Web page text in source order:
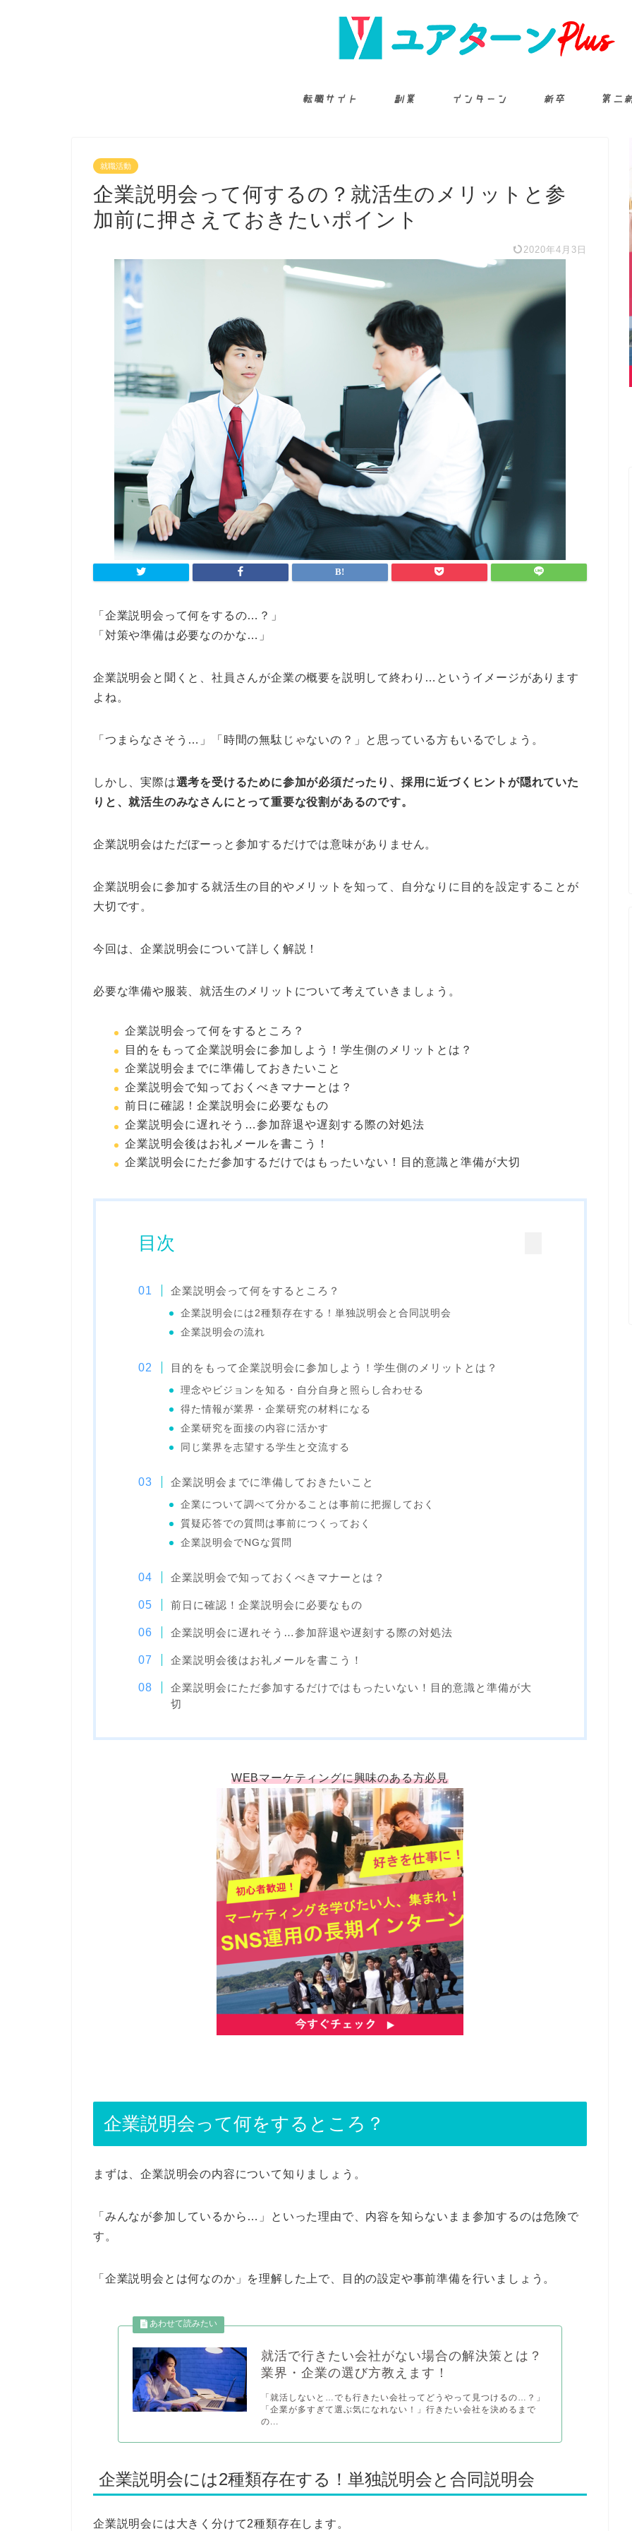
転職サイト 副業 インターン 新卒 第二
就職活動
企業説明会って何するの？就活生のメリットと参
加前に押さえておきたいポイント
2020年4月3日
「企業説明会って何をするの…？」
「対策や準備は必要なのかな…」
企業説明会と聞くと、社員さんが企業の概要を説明して終わり…というイメージがあります
よね。
「つまらなさそう…」「時間の無駄じゃないの？」と思っている方もいるでしょう。
しかし、実際は選考を受けるために参加が必須だったり、採用に近づくヒントが隠れていた
りと、就活生のみなさんにとって重要な役割があるのです。
企業説明会はただぼーっと参加するだけでは意味がありません。
企業説明会に参加する就活生の目的やメリットを知って、自分なりに目的を設定することが
大切です。
今回は、企業説明会について詳しく解説！
必要な準備や服装、就活生のメリットについて考えていきましょう。
企業説明会って何をするところ？
目的をもって企業説明会に参加しよう！学生側のメリットとは？
企業説明会までに準備しておきたいこと
企業説明会で知っておくべきマナーとは？
前日に確認！企業説明会に必要なもの
企業説明会に遅れそう…参加辞退や遅刻する際の対処法
企業説明会後はお礼メールを書こう！
企業説明会にただ参加するだけではもったいない！目的意識と準備が大切
目次
企業説明会って何をするところ？
企業説明会には2種類存在する！単独説明会と合同説明会
企業説明会の流れ
目的をもって企業説明会に参加しよう！学生側のメリットとは？
理念やビジョンを知る・自分自身と照らし合わせる
得た情報が業界・企業研究の材料になる
企業研究を面接の内容に活かす
同じ業界を志望する学生と交流する
企業説明会までに準備しておきたいこと
企業について調べて分かることは事前に把握しておく
質疑応答での質問は事前につくっておく
企業説明会でNGな質問
企業説明会で知っておくべきマナーとは？
前日に確認！企業説明会に必要なもの
企業説明会に遅れそう…参加辞退や遅刻する際の対処法
企業説明会後はお礼メールを書こう！
企業説明会にただ参加するだけではもったいない！目的意識と準備が大
切
WEBマーケティングに興味のある方必見
企業説明会って何をするところ？
まずは、企業説明会の内容について知りましょう。
「みんなが参加しているから…」といった理由で、内容を知らないまま参加するのは危険で
す。
「企業説明会とは何なのか」を理解した上で、目的の設定や事前準備を行いましょう。
就活で行きたい会社がない場合の解決策とは？
業界・企業の選び方教えます！
「就活しないと…でも行きたい会社ってどうやって見つけるの…？」
「企業が多すぎて選ぶ気になれない！」行きたい会社を決めるまで
の...
企業説明会には2種類存在する！単独説明会と合同説明会
企業説明会には大きく分けて2種類存在します。